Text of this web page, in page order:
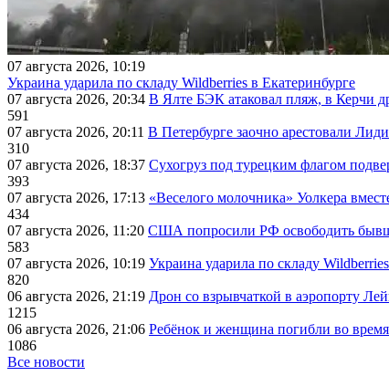
07 августа 2026, 10:19
Украина ударила по складу Wildberries в Екатеринбурге
07 августа 2026, 20:34 В Ялте БЭК атаковал пляж, в Керчи
591
07 августа 2026, 20:11 В Петербурге заочно арестовали
310
07 августа 2026, 18:37 Сухогруз под турецким флагом
393
07 августа 2026, 17:13 «Веселого молочника» Уолкера
434
07 августа 2026, 11:20 США попросили РФ освободить
583
07 августа 2026, 10:19 Украина ударила по складу
820
06 августа 2026, 21:19 Дрон со взрывчаткой в аэропорту
1215
06 августа 2026, 21:06 Ребёнок и женщина погибли во
1086
Все новости